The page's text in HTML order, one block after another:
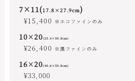
7×11(17.8×27.9cm)
¥15,400 ※エコファインのみ
10×20(25.4×50.8cm)
¥26,400 ※黒ファインのみ
16×20(40.6×50.8cm)
¥33,000